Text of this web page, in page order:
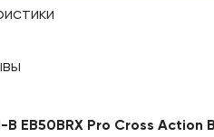
EB50BRX Pro Cross Action